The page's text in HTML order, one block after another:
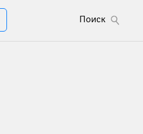
Поиск